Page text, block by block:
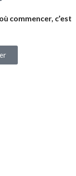
commencer, c’est